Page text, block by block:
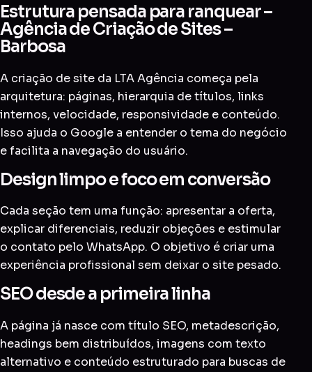
Estrutura pensada para ranquear –
Agência de Criação de Sites –
Barbosa
A criação de site da LTA Agência começa pela
arquitetura: páginas, hierarquia de títulos, links
internos, velocidade, responsividade e conteúdo.
Isso ajuda o Google a entender o tema do negócio
e facilita a navegação do usuário.
Design limpo e foco em conversão
Cada seção tem uma função: apresentar a oferta,
explicar diferenciais, reduzir objeções e estimular
o contato pelo WhatsApp. O objetivo é criar uma
experiência profissional sem deixar o site pesado.
SEO desde a primeira linha
A página já nasce com título SEO, metadescrição,
headings bem distribuídos, imagens com texto
alternativo e conteúdo estruturado para buscas de